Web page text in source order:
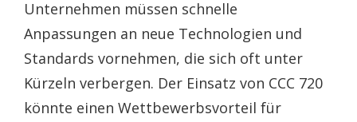
Unternehmen müssen schnelle
Anpassungen an neue Technologien und
Standards vornehmen, die sich oft unter
Kürzeln verbergen. Der Einsatz von CCC 720
könnte einen Wettbewerbsvorteil für